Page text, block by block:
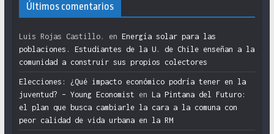
Últimos comentarios
Luis Rojas Castillo. en Energía solar para las
poblaciones. Estudiantes de la U. de Chile enseñan a la
comunidad a construir sus propios colectores
Elecciones: ¿Qué impacto económico podría tener en la
juventud? – Young Economist en La Pintana del Futuro:
el plan que busca cambiarle la cara a la comuna con
peor calidad de vida urbana en la RM